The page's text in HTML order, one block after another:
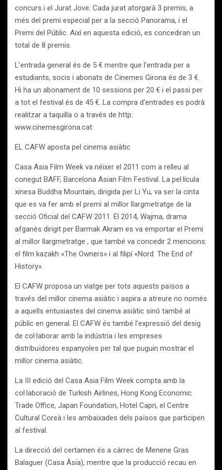
concurs i el Jurat Jove. Cada jurat atorgarà 3 premis, a
més del premi especial per a la secció Panorama, i el
Premi del Públic. Així en aquesta edició, es concediran un
total de 8 premis.
L’entrada general és de 5 € mentre que l’entrada per a
estudiants, socis i abonats de Cinemes Girona és de 3 €.
Hi ha un abonament de 10 sessions per 20 € i el passi per
a tot el festival és de 45 €. La compra d’entrades es podrà
realitzar a taquilla o a través de http:
www.cinemesgirona.cat
EL CAFW aposta pel cinema asiàtic
Casa Asia Film Week va néixer el 2011 com a relleu al
conegut BAFF, Barcelona Asian Film Festival. La pel·lícula
xinesa Buddha Mountain, dirigida per Li Yu, va ser la cinta
que es va fer amb el premi al millor llargmetratge de la
secció Oficial del CAFW 2011. El 2014, Wajma, drama
afganès dirigit per Barmak Akram es va emportar el Premi
al millor llargmetratge , que també va concedir 2 mencions:
el film kazakh «The Owners» i al filipí «Nord. The End of
History».
El CAFW proposa un viatge per tots aquests països a
través del millor cinema asiàtic i aspira a atreure no només
a aquells entusiastes del cinema asiàtic sinó també al
públic en general. El CAFW és també l’expressió del desig
de col·laborar amb la indústria i les empreses
distribuïdores espanyoles per tal que puguin mostrar el
millor cinema asiàtic.
La III edició del Casa Asia Film Week compta amb la
col·laboració de Turkish Airlines, Hong Kong Economic
Trade Office, Japan Foundation, Hotel Capri, el Centre
Cultural Coreà i les ambaixades dels països que participen
al festival.
La direcció del certamen és a càrrec de Menene Gras
Balaguer (Casa Àsia), mentre que la producció recau en